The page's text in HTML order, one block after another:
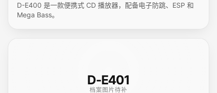
D-E400 是一款便携式 CD 播放器，配备电子防跳、ESP 和
Mega Bass。
D-E401
档案图片待补